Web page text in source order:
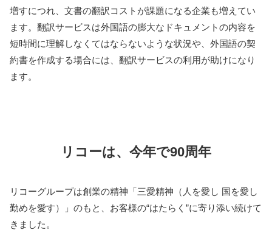
増すにつれ、文書の翻訳コストが課題になる企業も増えてい
ます。翻訳サービスは外国語の膨大なドキュメントの内容を
短時間に理解しなくてはならないような状況や、外国語の契
約書を作成する場合には、翻訳サービスの利用が助けになり
ます。
リコーは、今年で90周年
リコーグループは創業の精神「三愛精神（人を愛し 国を愛し
勤めを愛す）」のもと、お客様の“はたらく”に寄り添い続けて
きました。